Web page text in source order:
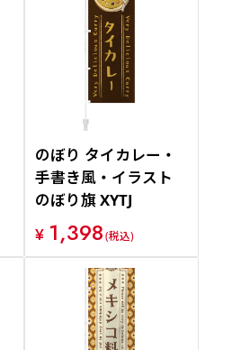
のぼり タイカレー・
手書き風・イラスト
のぼり旗 XYTJ
¥ 1,398(税込)